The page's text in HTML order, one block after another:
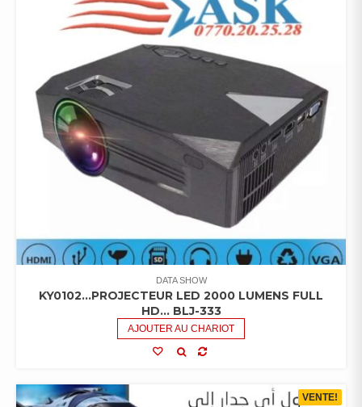
DATA SHOW
KY0102…PROJECTEUR LED 2000 LUMENS FULL
HD… BLJ-333
AJOUTER AU CHARIOT
VENTE!